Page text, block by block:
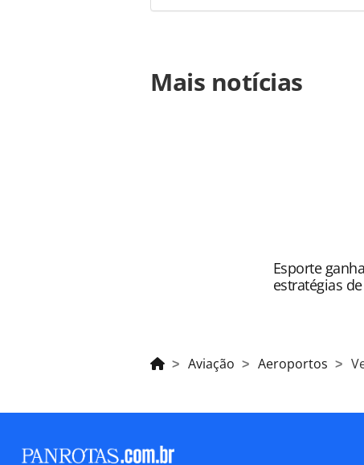
https://www.panrotas.com.br/
parceiros-aeromexico-em-
Mais notícias
Esporte
estratégias
Aviação Aeroportos